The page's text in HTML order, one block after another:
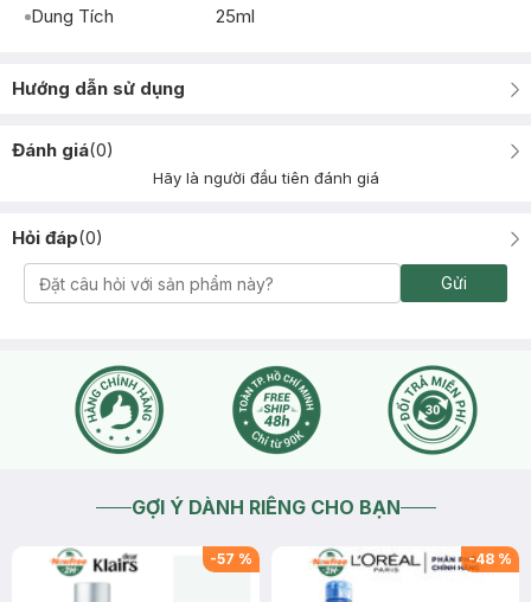
Dung Tích
25ml
Hướng dẫn sử dụng
Đánh giá(0)
Hãy là người đầu tiên đánh giá
Hỏi đáp(0)
Gửi
GỢI Ý DÀNH RIÊNG CHO BẠN
-57 % -48 %